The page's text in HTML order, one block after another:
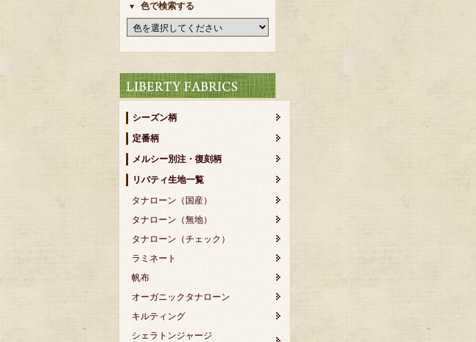
色で検索する
シーズン柄
定番柄
メルシー別注・復刻柄
リバティ生地一覧
タナローン（国産）
タナローン（無地）
タナローン（チェック）
ラミネート
帆布
オーガニックタナローン
キルティング
シェラトンジャージ